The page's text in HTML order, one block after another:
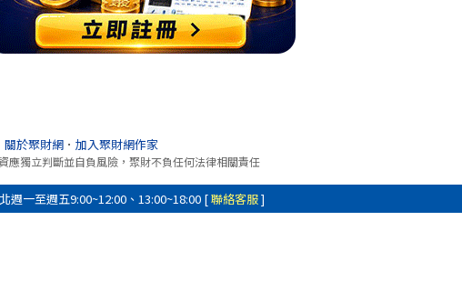
關於聚財網． 加入聚財網作家
應獨立判斷並自負風險，聚財不負任何法律相關責任
一至週五9:00~12:00、13:00~18:00 [聯絡客服]